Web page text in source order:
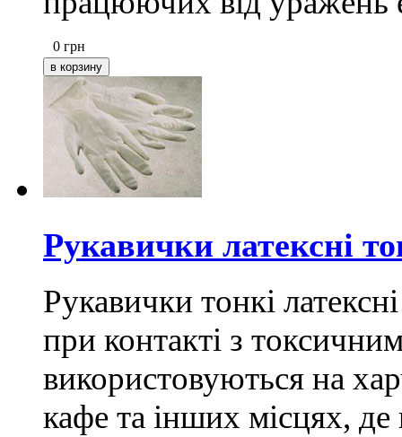
0 грн
Рукавички латексні
Рукавички тонкі
при контакті з
використовуються на
кафе та інших місцях,